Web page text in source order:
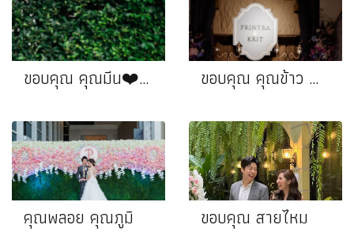
ขอบคุณ คุณมีน❤️คุณเเซง ขอบคุณ คุณข้าว ❤️คุณแชมป์
คุณพลอย คุณภูมิ ขอบคุณ สายไหม